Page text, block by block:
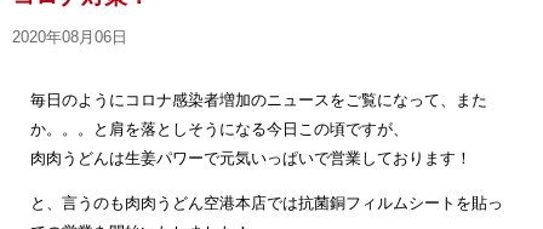
2020年08月06日
毎日のようにコロナ感染者増加のニュースをご覧になって、また
か。。。と肩を落としそうになる今日この頃ですが、
肉肉うどんは生姜パワーで元気いっぱいで営業しております！
と、言うのも肉肉うどん空港本店では抗菌銅フィルムシートを貼っ